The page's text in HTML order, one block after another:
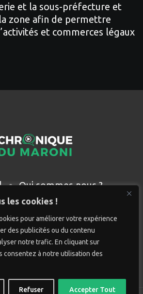
les cookies !
pour améliorer votre expérience
des publicités ou du contenu
notre trafic. En cliquant sur
consentez à notre utilisation des
Refuser Accepter Tout
et la sous-préfecture et
zone afin de permettre
et commerces légaux
Qui sommes nous ?
Contact